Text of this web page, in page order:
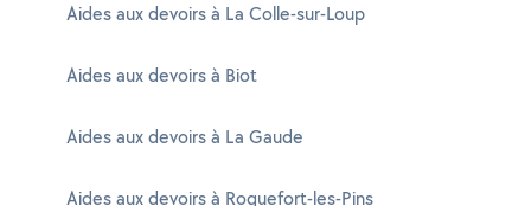
Aides aux devoirs à La Colle-sur-Loup
Aides aux devoirs à Biot
Aides aux devoirs à La Gaude
Aides aux devoirs à Roquefort-les-Pins